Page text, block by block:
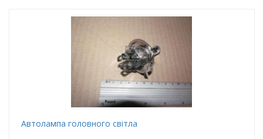
Автолампа головного світла